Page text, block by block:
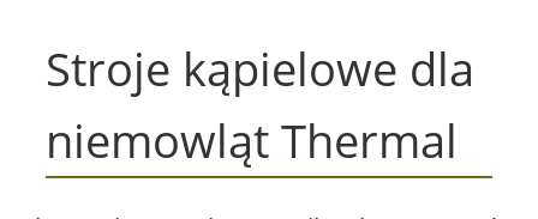
Stroje kąpielowe dla
niemowląt Thermal